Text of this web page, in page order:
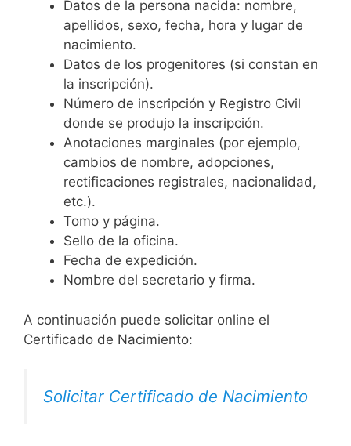
Datos de la persona nacida: nombre,
apellidos, sexo, fecha, hora y lugar de
nacimiento.
Datos de los progenitores (si constan en
la inscripción).
Número de inscripción y Registro Civil
donde se produjo la inscripción.
Anotaciones marginales (por ejemplo,
cambios de nombre, adopciones,
rectificaciones registrales, nacionalidad,
etc.).
Tomo y página.
Sello de la oficina.
Fecha de expedición.
Nombre del secretario y firma.
A continuación puede solicitar online el
Certificado de Nacimiento:
Solicitar Certificado de Nacimiento